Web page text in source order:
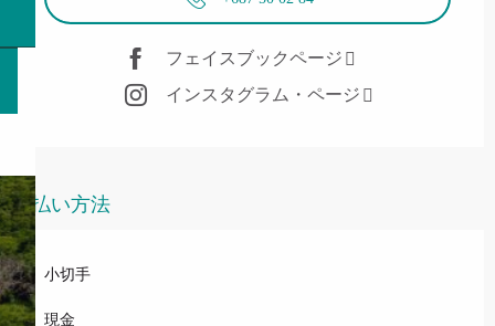
フェイスブックページ
インスタグラム・ページ
支払い方法
小切手
現金